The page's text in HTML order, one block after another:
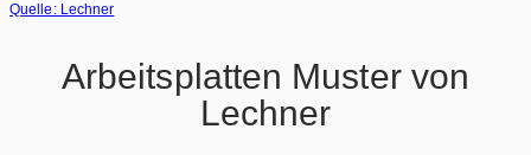
Quelle: Lechner
Arbeitsplatten Muster von
Lechner